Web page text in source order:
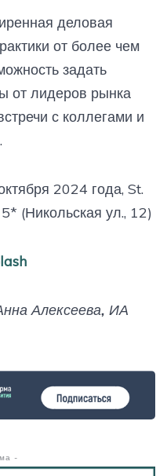
деловая
от более чем
задать
от лидеров рынка
с коллегами и
2024 года, St.
(Никольская ул., 12)
Алексеева, ИА
-